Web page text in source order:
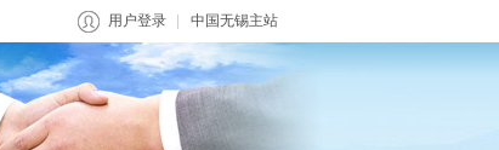
用户登录 中国无锡主站